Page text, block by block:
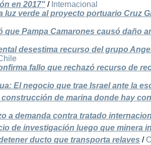
en 2017" / Internacional
luz verde al proyecto portuario Cruz
que Pampa Camarones causó daño
desestima recurso del grupo
fallo que rechazó recurso de
El negocio que trae Israel ante la
de marina donde hay
a demanda contra tratado
de investigación luego que minera
ducto que transporta relaves /